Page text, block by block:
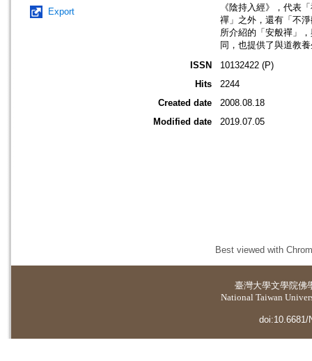
Export
《陰持入經》，代表
禪」之外，還有「不
所介紹的「安般禪」
同，也提供了與道教
ISSN
10132422 (P)
Hits
2244
Created date
2008.08.18
Modified date
2019.07.05
Best viewed with
臺灣大學文學院佛
National Taiwan
doi:10.6681/